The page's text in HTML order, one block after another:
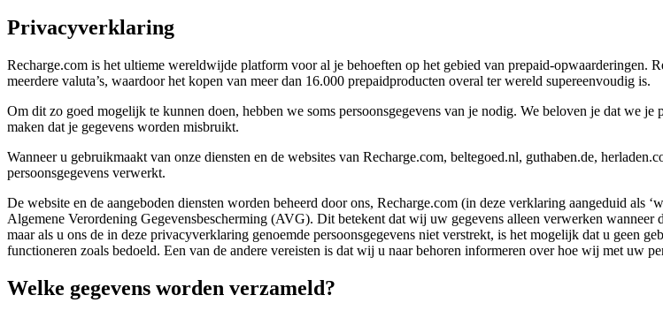
Privacyverklaring
Recharge.com is het ultieme wereldwijde platform voor al je behoeften op het gebied van prepaid-opwaarderingen.
meerdere valuta’s, waardoor het kopen van meer dan 16.000 prepaidproducten overal ter wereld supereenvoudig is.
Om dit zo goed mogelijk te kunnen doen, hebben we soms persoonsgegevens van je nodig. We beloven je dat we
maken dat je gegevens worden misbruikt.
Wanneer u gebruikmaakt van onze diensten en de websites van Recharge.com, beltegoed.nl, guthaben.de,
persoonsgegevens verwerkt.
De website en de aangeboden diensten worden beheerd door ons, Recharge.com (in deze verklaring aangeduid als
Algemene Verordening Gegevensbescherming (AVG). Dit betekent dat wij uw gegevens alleen verwerken
maar als u ons de in deze privacyverklaring genoemde persoonsgegevens niet verstrekt, is het mogelijk dat u geen
functioneren zoals bedoeld. Een van de andere vereisten is dat wij u naar behoren informeren over hoe wij met uw
Welke gegevens worden verzameld?